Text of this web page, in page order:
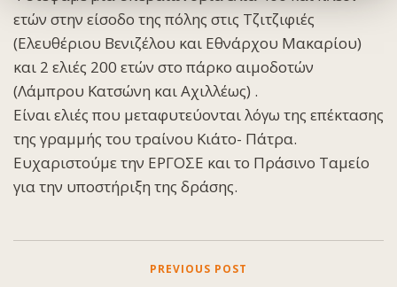
ετών στην είσοδο της πόλης στις Τζιτζιφιές
(Ελευθέριου Βενιζέλου και Εθνάρχου Μακαρίου)
και 2 ελιές 200 ετών στο πάρκο αιμοδοτών
(Λάμπρου Κατσώνη και Αχιλλέως) .
Είναι ελιές που μεταφυτεύονται λόγω της επέκτασης
της γραμμής του τραίνου Κιάτο- Πάτρα.
Ευχαριστούμε την ΕΡΓΟΣΕ και το Πράσινο Ταμείο
για την υποστήριξη της δράσης.
PREVIOUS POST